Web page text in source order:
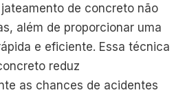
de concreto não
além de proporcionar uma
e eficiente. Essa técnica
reduz
as chances de acidentes